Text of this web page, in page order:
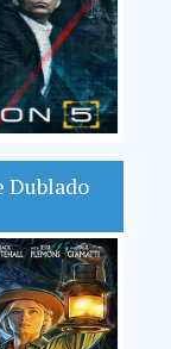
Dublado